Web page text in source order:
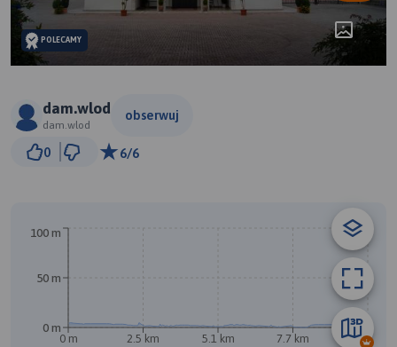
POLECAMY
dam.wlod
dam.wlod
obserwuj
0 6/6
B
0 m 2.5 km 5.1 km 7.7 km 10 km
0 m
50 m
100 m